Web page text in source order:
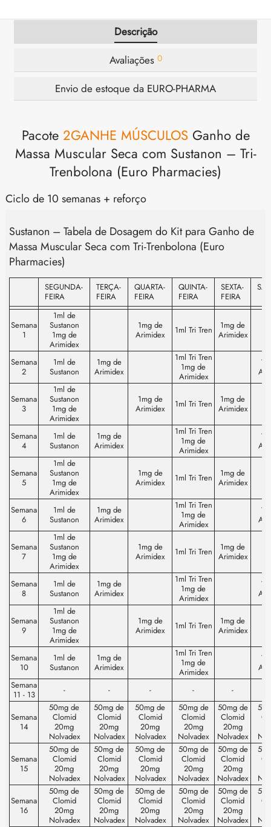
Descrição
Avaliações 0
Envio de estoque da EURO-PHARMA
Pacote 2GANHE MÚSCULOS Ganho de
Massa Muscular Seca com Sustanon – Tri-
Trenbolona (Euro Pharmacies)
Ciclo de 10 semanas + reforço
Sustanon – Tabela de Dosagem do Kit para Ganho de
Massa Muscular Seca com Tri-Trenbolona (Euro
Pharmacies)
SEGUNDA-
FEIRA
TERÇA-
FEIRA
QUARTA-
FEIRA
QUINTA-
FEIRA
SEXTA-
FEIRA
SEGUNDA-
FEIRA
TERÇA-
QUARTA-
FEIRA
QUINTA-
SEXTA-
FEIRA
Semana
1
1ml de
Sustanon
1mg de
Arimidex
1mg de
Arimidex
1ml Tri Tren
1mg de
Arimidex
Semana
2
1ml de
Sustanon
1mg de
Arimidex
1ml Tri Tren
1mg de
Arimidex
Semana
3
1ml de
Sustanon
1mg de
Arimidex
1mg de
Arimidex
1ml Tri Tren
1mg de
Arimidex
Semana
4
1ml de
Sustanon
1mg de
Arimidex
1ml Tri Tren
1mg de
Arimidex
Semana
5
1ml de
Sustanon
1mg de
Arimidex
1mg de
Arimidex
1ml Tri Tren
1mg de
Arimidex
Semana
6
1ml de
Sustanon
1mg de
Arimidex
1ml Tri Tren
1mg de
Arimidex
Semana
7
1ml de
Sustanon
1mg de
Arimidex
1mg de
Arimidex
1ml Tri Tren
1mg de
Arimidex
Semana
8
1ml de
Sustanon
1mg de
Arimidex
1ml Tri Tren
1mg de
Arimidex
Semana
9
1ml de
Sustanon
1mg de
Arimidex
1mg de
Arimidex
1ml Tri Tren
1mg de
Arimidex
Semana
10
1ml de
Sustanon
1mg de
Arimidex
1ml Tri Tren
1mg de
Arimidex
Semana
11 - 13
- - - - -
Semana
14
50mg de
Clomid
20mg
Nolvadex
50mg de
Clomid
20mg
Nolvadex
50mg de
Clomid
20mg
Nolvadex
50mg de
Clomid
20mg
Nolvadex
50mg de
Clomid
20mg
Nolvadex
Semana
15
50mg de
Clomid
20mg
Nolvadex
50mg de
Clomid
20mg
Nolvadex
50mg de
Clomid
20mg
Nolvadex
50mg de
Clomid
20mg
Nolvadex
50mg de
Clomid
20mg
Nolvadex
Semana
16
50mg de
Clomid
20mg
Nolvadex
50mg de
Clomid
20mg
Nolvadex
50mg de
Clomid
20mg
Nolvadex
50mg de
Clomid
20mg
Nolvadex
50mg de
Clomid
20mg
Nolvadex